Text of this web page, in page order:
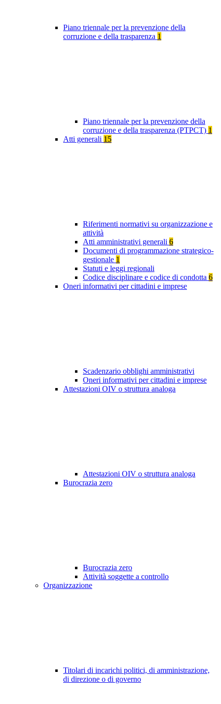
Piano triennale per la prevenzione della
corruzione e della trasparenza 1
Piano triennale per la prevenzione della
corruzione e della trasparenza (PTPCT) 1
Atti generali 15
Riferimenti normativi su organizzazione e
attività
Atti amministrativi generali 6
Documenti di programmazione strategico-
gestionale 1
Statuti e leggi regionali
Codice disciplinare e codice di condotta 6
Oneri informativi per cittadini e imprese
Scadenzario obblighi amministrativi
Oneri informativi per cittadini e imprese
Attestazioni OIV o struttura analoga
Attestazioni OIV o struttura analoga
Burocrazia zero
Burocrazia zero
Attività soggette a controllo
Organizzazione
Titolari di incarichi politici, di amministrazione,
di direzione o di governo